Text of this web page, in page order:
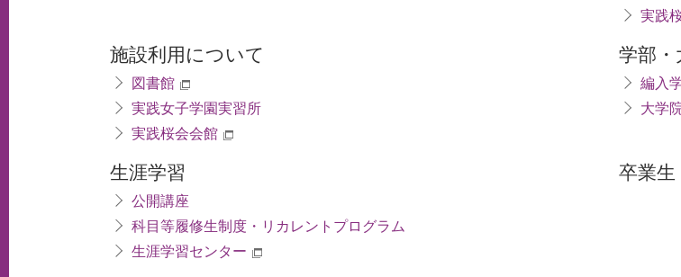
実践
施設利用について
図書館
実践女子学園実習所
実践桜会会館
学部
編入
大学
生涯学習
公開講座
科目等履修生制度・リカレントプログラム
生涯学習センター
卒業生